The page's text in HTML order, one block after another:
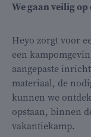
We gaan veilig
Heyo zorgt voor
een
aangepaste
materiaal, de
kunnen we
opstaan, binnen
vakantiekamp.